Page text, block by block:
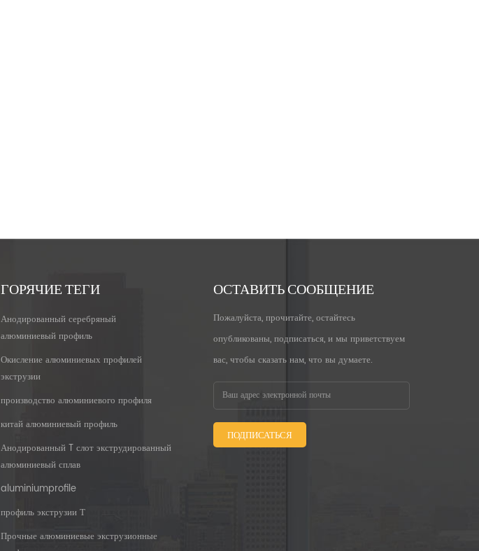
ГОРЯЧИЕ ТЕГИ
Анодированный серебряный
алюминиевый профиль
Окисление алюминиевых профилей
экструзии
производство алюминиевого профиля
китай алюминиевый профиль
Анодированный T слот экструдированный
алюминиевый сплав
aluminiumprofile
профиль экструзии Т
Прочные алюминиевые экструзионные
ОСТАВИТЬ СООБЩЕНИЕ
Пожалуйста, прочитайте, остайтесь
опубликованы, подписаться, и мы приветствуем
вас, чтобы сказать нам, что вы думаете.
ПОДПИСАТЬСЯ